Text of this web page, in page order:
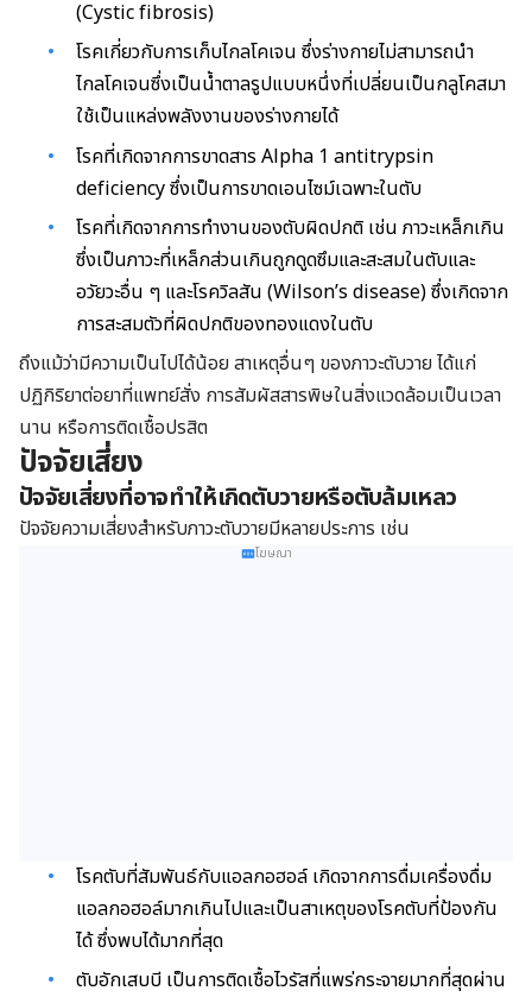
(Cystic fibrosis)
โรคเกี่ยวกับการเก็บไกลโคเจน ซึ่งร่างกายไม่สามารถนำ
ไกลโคเจนซึ่งเป็นน้ำตาลรูปแบบหนึ่งที่เปลี่ยนเป็นกลูโคสมา
ใช้เป็นแหล่งพลังงานของร่างกายได้
โรคที่เกิดจากการขาดสาร Alpha 1 antitrypsin
deficiency ซึ่งเป็นการขาดเอนไซม์เฉพาะในตับ
โรคที่เกิดจากการทำงานของตับผิดปกติ เช่น ภาวะเหล็กเกิน
ซึ่งเป็นภาวะที่เหล็กส่วนเกินถูกดูดซึมและสะสมในตับและ
อวัยวะอื่น ๆ และโรควิลสัน (Wilson’s disease) ซึ่งเกิดจาก
การสะสมตัวที่ผิดปกติของทองแดงในตับ
ถึงแม้ว่ามีความเป็นไปได้น้อย สาเหตุอื่นๆ ของภาวะตับวาย ได้แก่
ปฏิกิริยาต่อยาที่แพทย์สั่ง การสัมผัสสารพิษในสิ่งแวดล้อมเป็นเวลา
นาน หรือการติดเชื้อปรสิต
ปัจจัยเสี่ยง
ปัจจัยเสี่ยงที่อาจทำให้เกิดตับวายหรือตับล้มเหลว
ปัจจัยความเสี่ยงสำหรับภาวะตับวายมีหลายประการ เช่น
โฆษณา
โรคตับที่สัมพันธ์กับแอลกอฮอล์ เกิดจากการดื่มเครื่องดื่ม
แอลกอฮอล์มากเกินไปและเป็นสาเหตุของโรคตับที่ป้องกัน
ได้ ซึ่งพบได้มากที่สุด
ตับอักเสบบี เป็นการติดเชื้อไวรัสที่แพร่กระจายมากที่สุดผ่าน